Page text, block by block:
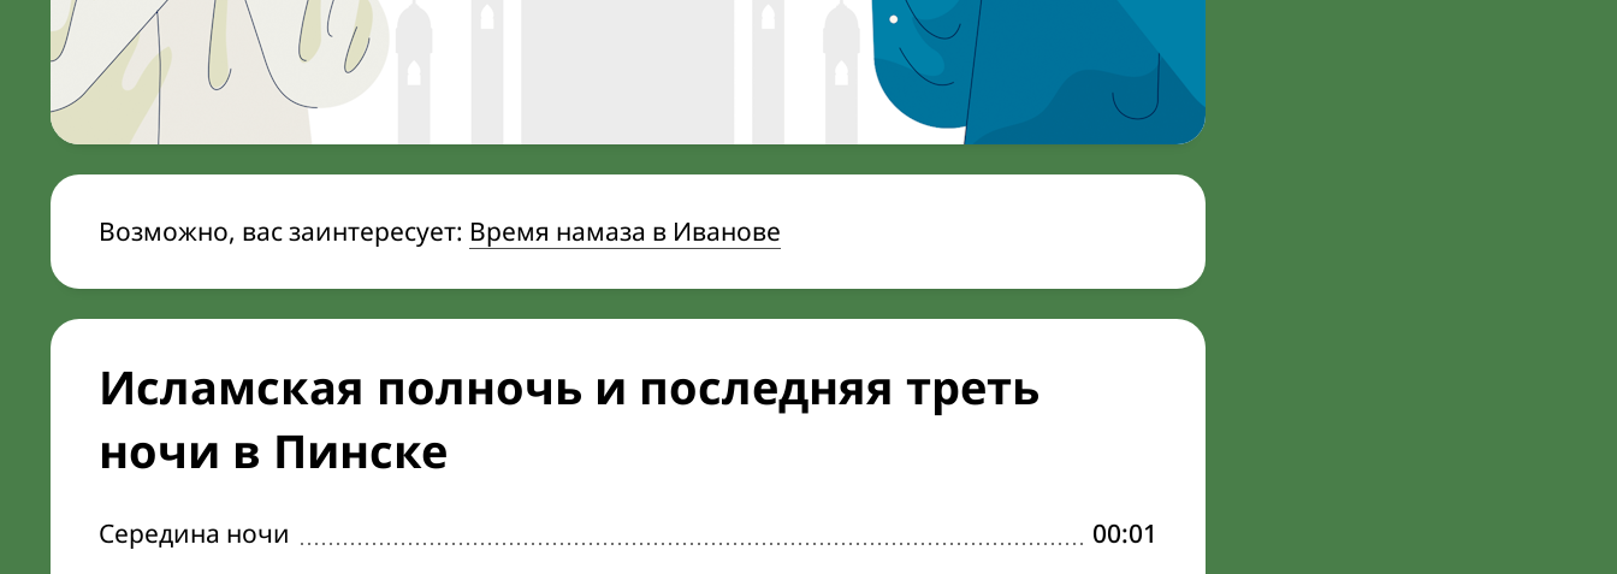
Возможно, вас заинтересует: Время намаза в Иванове
Исламская полночь и последняя треть
ночи в Пинске
Середина ночи
00:01